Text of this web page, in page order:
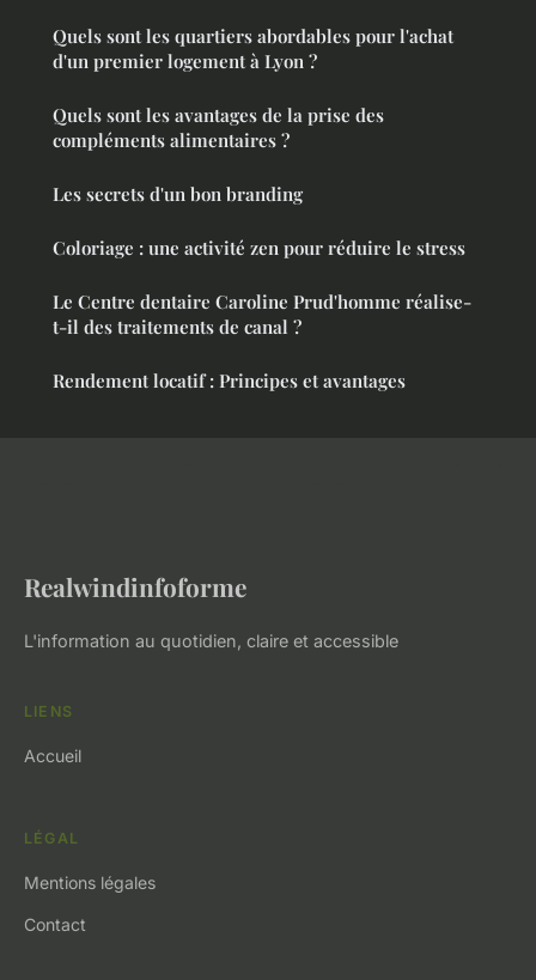
Quels sont les quartiers abordables pour l'achat
d'un premier logement à Lyon ?
Quels sont les avantages de la prise des
compléments alimentaires ?
Les secrets d'un bon branding
Coloriage : une activité zen pour réduire le stress
Le Centre dentaire Caroline Prud'homme réalise-
t-il des traitements de canal ?
Rendement locatif : Principes et avantages
Realwindinfoforme
L'information au quotidien, claire et accessible
LIENS
Accueil
LÉGAL
Mentions légales
Contact